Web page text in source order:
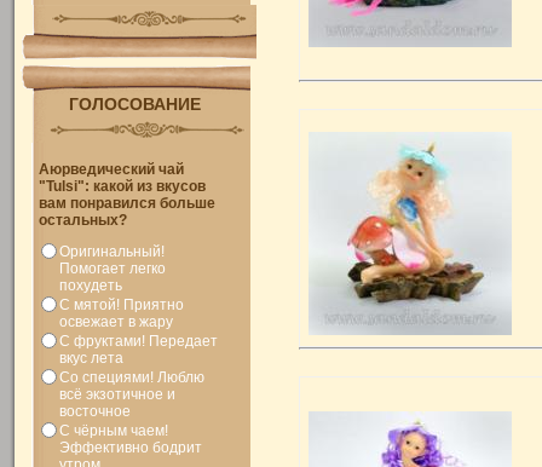
ГОЛОСОВАНИЕ
Аюрведический чай
"Tulsi": какой из вкусов
вам понравился больше
остальных?
Оригинальный!
Помогает легко
похудеть
С мятой! Приятно
освежает в жару
С фруктами! Передает
вкус лета
Со специями! Люблю
всё экзотичное и
восточное
С чёрным чаем!
Эффективно бодрит